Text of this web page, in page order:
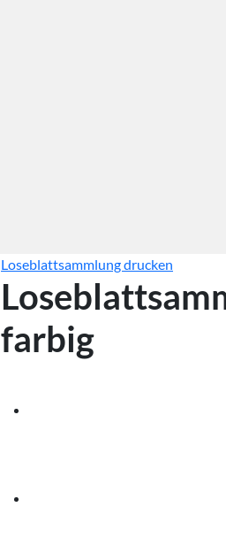
Loseblattsammlung drucken
farbig